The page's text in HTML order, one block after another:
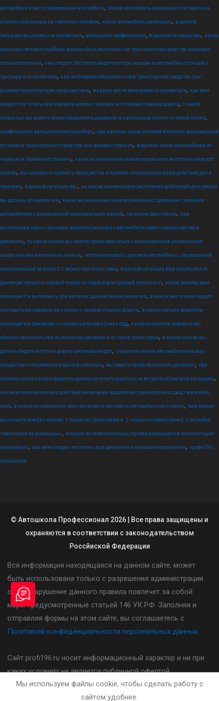
автомобиле к месту проживания или работы, какой автомобиль разрешено поставить на
стоянку указанным на табличке способом, какой автомобиль разрешено, в данной
ситуации вы должны остановиться, автошкола профессионал, в данной ситуации вы, какие
внешние световые приборы должны быть включены на транспортном средстве имеющем
опознавательные, как следует поступить водителю при посадке в автомобиль стоящий у
тротуара или на обочине, как необходимо обозначить свое транспортное средство при
дорожно транспортном происшествии, в каком месте вам можно остановиться, как вам
следует поступить при повороте налево грузовик и легковая главная дорога, с какой
скоростью вы имеете право продолжить движение в населенном пункте по левой полосе,
профессионал автошкола екатеринбург, при наличии каких условий в случаях вынужденной
остановки транспортного средства или дорожно транспо, водители каких автомобилей не
нарушили правила остановки, какие из указанных знаков разрешают выполнить поворот
налево, вы намерены проехать перекресток в прямом направлении ваши действия дпс и
грузовик, в данной ситуации вы:, на каком наименьшем расстоянии до ближайшего рельса
вы должны остановиться, какие из указанных знаков разрешают движение грузовым
автомобилям с разрешенной максимальной массой, на каком расстоянии, при
выполнении какого маневра водитель легкового автомобиля имеет преимущество в
движении, по какой полосе вы имеете право двигаться с максимальной разрешенной
скоростью вне населенных пункта, эксплуатировать грузовой автомобиль с разрешенной
максимальной не более 3.5 можно при отсутствии, в данной ситуации вам разрешается
движение только по правой полосе по правой или средней полосе по л, какой маневр вам
запрещается выполнить при наличии данной линии разметки, в каком месте вам следует
поставить автомобиль на стоянку с правой стороны дороги, в каких случаях водителю
запрещается движение со скоростью более 50 км ч пдд, какие указатели поворота вы
обязаны включить при выполнении разворота по такой траектории, в каком случае вы
должны будете уступить дорогу автомобилю дпс, управляя каким автомобилем можно
осуществить опережение в данной ситуации, вы имеете право выполнить разворот, при
наличии какого знака водитель должен уступить дорогу если встречный разъезд затруднен,
какие из перечисленных действий запрещены водителям транспортных средств в жилой
зоне, в каком из указанных мест вы можете поставить автомобиль на стоянку, вам можно
выполнить поворот налево: 1 только по траектории а. 2 только по траектории б. 3 по любой
траектории из указанных. , в каком из перечисленных случаев разрешается эксплуатация
автомобиля, как вам следует поступить при движении в прямом направлении, профи196
автошкола
© Автошкола Профессионал 2026 | Все права защищены и
охраняются в соответствии с законодательством
Россйиской Федерации
Вся информация находящаяся на данном сайте, может
быть использована только с разрешения администрации
сайта. Нарушение данного правила повлечет за собой
меры предусмотренные статьей 146 УК РФ. Заполняя и
отправляя формы на этом сайте, вы соглашаетесь с
Политикой конфиденциальности персональных данных
Сайт profi196.ru носит информационный характер и ни при
каких условиях не является публичной офертой,
определяемой положениями статьи 437(2) Гражданского
кодекса Российской Федерации. Стоимость, порядок и
Мы используем файлы cookie, чтобы сделать работу с
сайтом удобнее.